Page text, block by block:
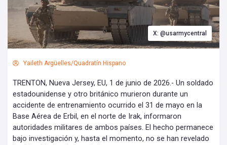
X: @usarmycentral
Yaileth Argüelles/Quadratín Hispano
TRENTON, Nueva Jersey, EU, 1 de junio de 2026.- Un soldado
estadounidense y otro británico murieron durante un
accidente de entrenamiento ocurrido el 31 de mayo en la
Base Aérea de Erbil, en el norte de Irak, informaron
autoridades militares de ambos países. El hecho permanece
bajo investigación y, hasta el momento, no se han revelado